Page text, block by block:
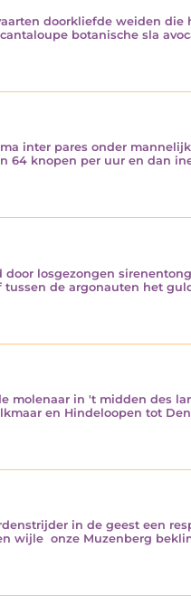
doorkliefde weiden die
botanische sla
inter pares onder
64 knopen per uur en dan
losgezongen
de argonauten het
molenaar in 't midden des
en Hindeloopen tot
in de geest een
wijle onze Muzenberg